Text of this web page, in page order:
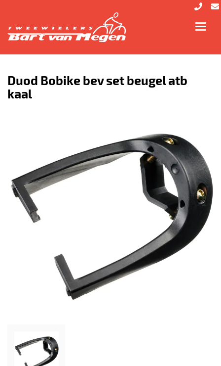
Duod Bobike bev set beugel atb
kaal